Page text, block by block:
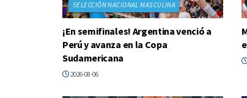
SELECCIÓN NACIONAL MASCULINA
¡En semifinales! Argentina venció a
Perú y avanza en la Copa
Sudamericana
2026-08-06